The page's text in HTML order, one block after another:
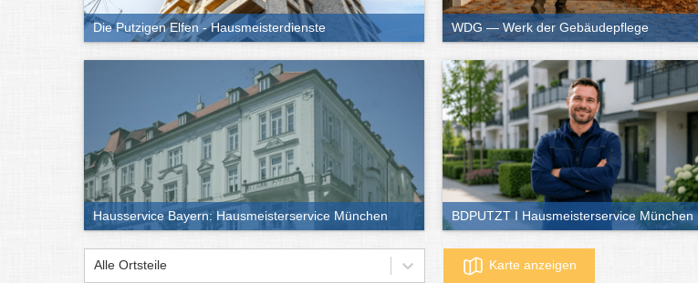
Die Putzigen Elfen - Hausmeisterdienste WDG — Werk der Gebäudepflege
Hausservice Bayern: Hausmeisterservice München BDPUTZT I Hausmeisterservice München
Alle Ortsteile Karte anzeigen